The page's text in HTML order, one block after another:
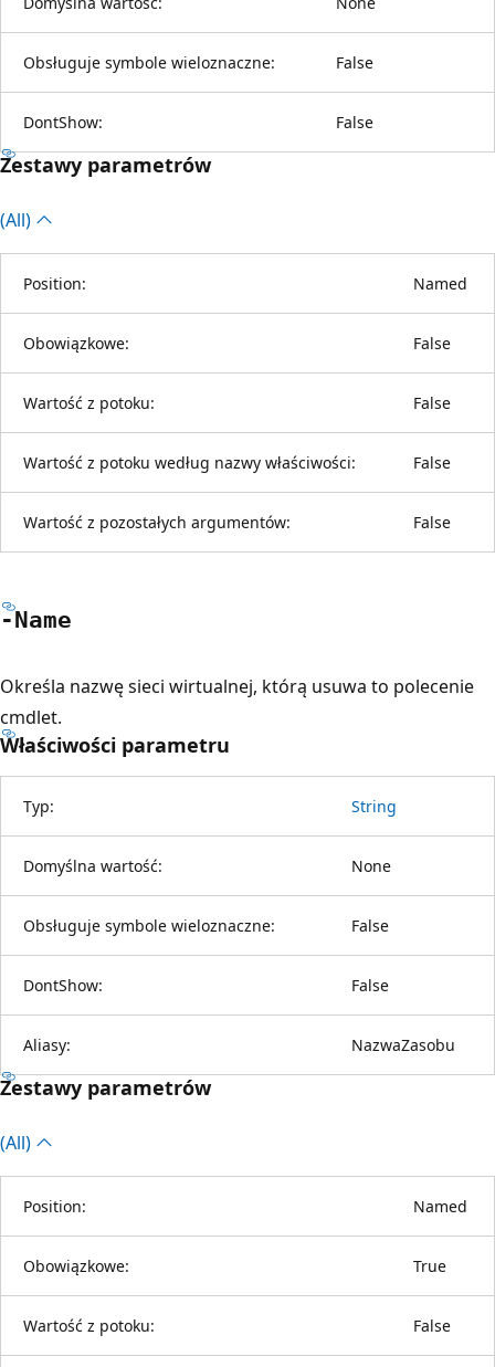
Obsługuje symbole wieloznaczne: False
DontShow: False
Zestawy parametrów
(All)
Position: Named
Obowiązkowe: False
Wartość z potoku: False
Wartość z potoku według nazwy właściwości: False
Wartość z pozostałych argumentów: False
-Name
Określa nazwę sieci wirtualnej, którą usuwa to polecenie
cmdlet.
Właściwości parametru
Typ: String
Domyślna wartość: None
Obsługuje symbole wieloznaczne: False
DontShow: False
Aliasy: NazwaZasobu
Zestawy parametrów
(All)
Position: Named
Obowiązkowe: True
Wartość z potoku: False